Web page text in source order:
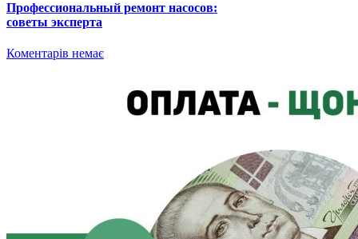
Профессиональный ремонт насосов:
советы эксперта
Коментарів немає